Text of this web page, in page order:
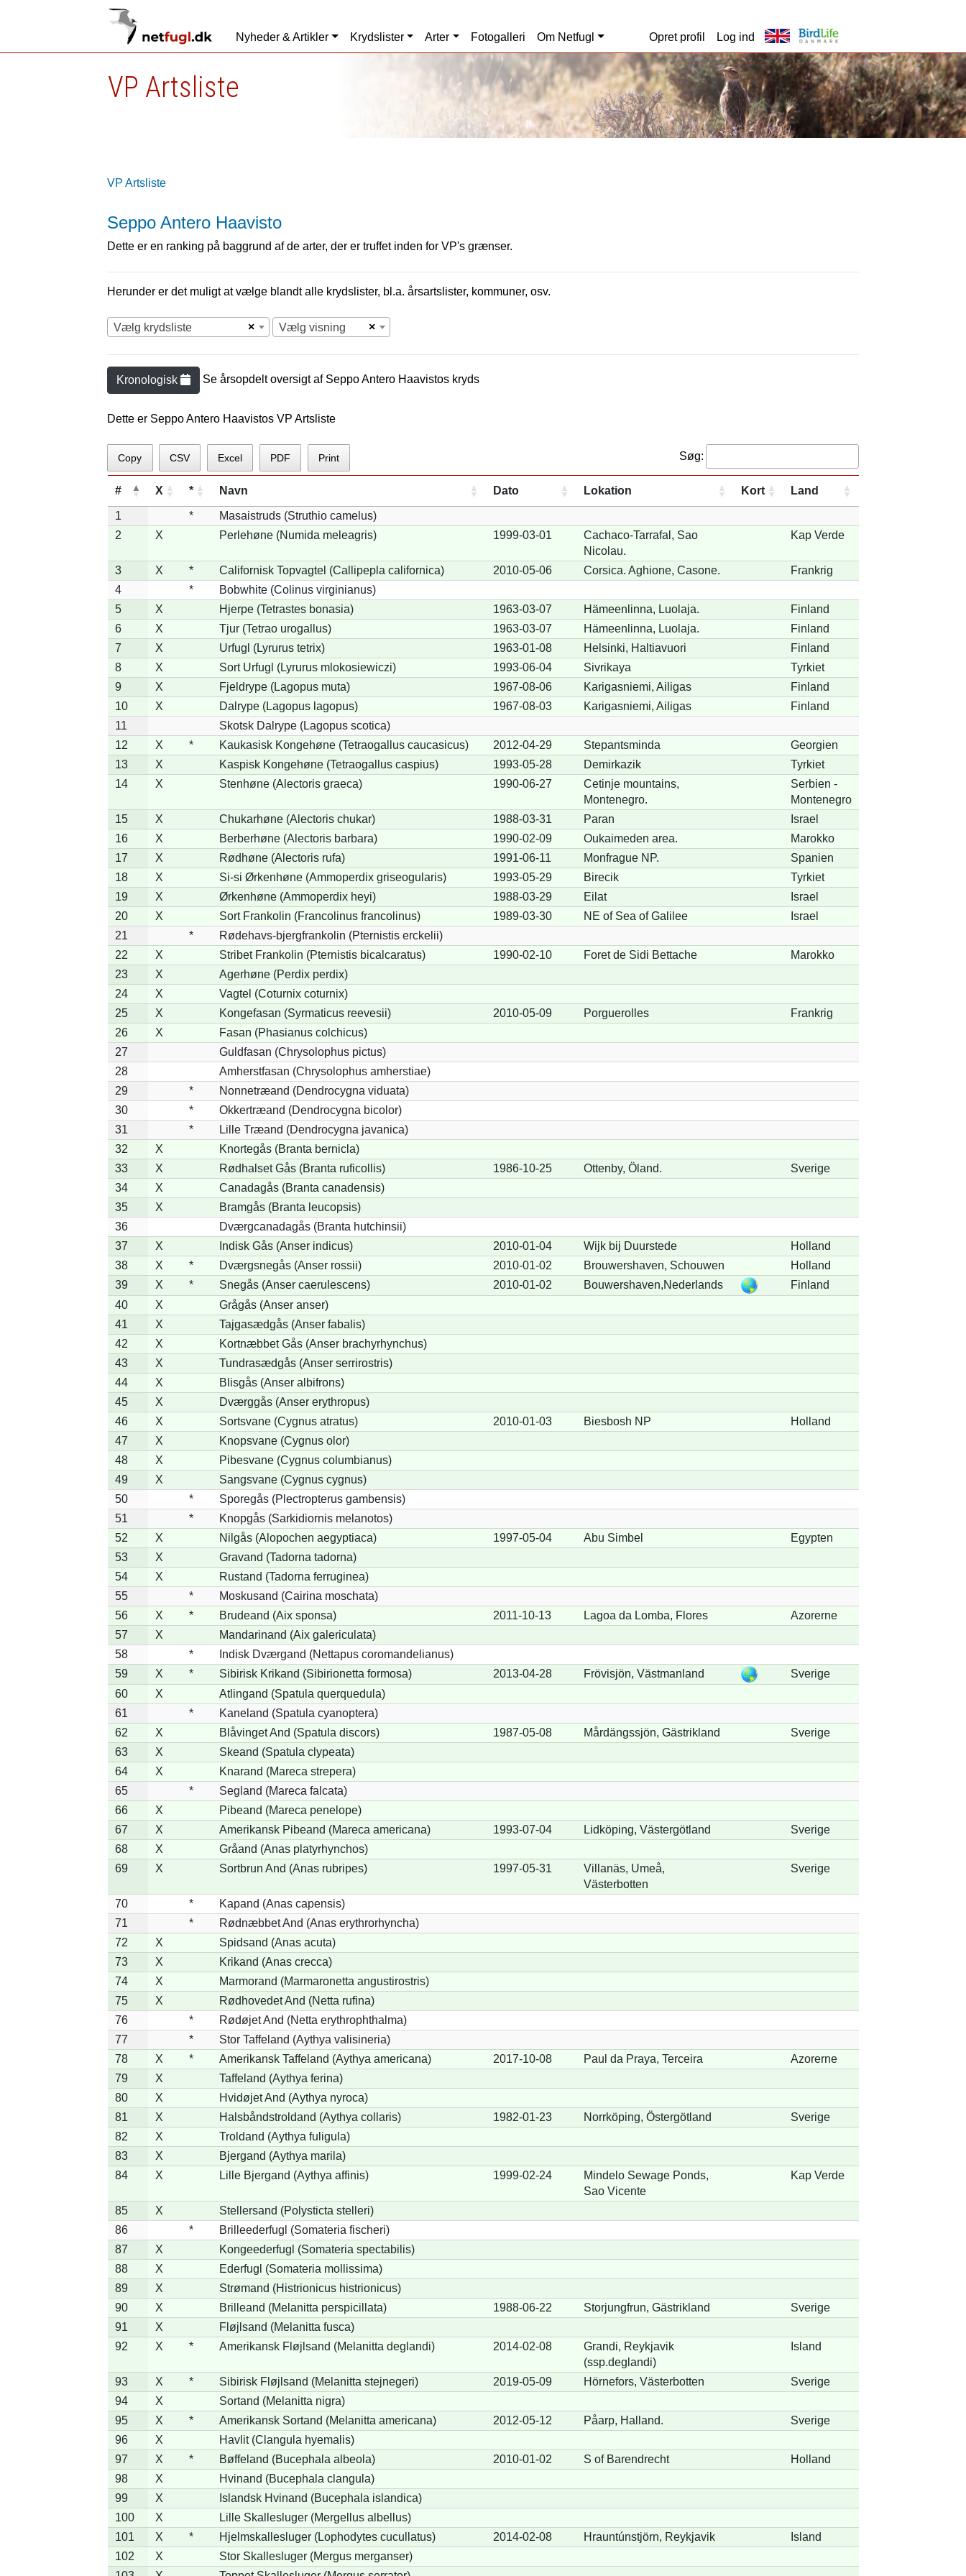
Nyheder & Artikler Krydslister Arter Fotogalleri Om Netfugl Opret profil Log ind
VP Artsliste
VP Artsliste
Seppo Antero Haavisto
Dette er en ranking på baggrund af de arter, der er truffet inden for VP's grænser.
Herunder er det muligt at vælge blandt alle krydslister, bl.a. årsartslister, kommuner, osv.
×
Vælg krydsliste ×
Vælg visning
Kronologisk Se årsopdelt oversigt af Seppo Antero Haavistos kryds
Dette er Seppo Antero Haavistos VP Artsliste
Copy CSV Excel PDF Print Søg:
# X * Navn Dato Lokation Kort Land
1 *
Masaistruds (Struthio camelus)
2
X Perlehøne (Numida meleagris) 1999-03-01
Cachaco-Tarrafal, Sao
Nicolau.
Kap Verde
3 X * Californisk Topvagtel (Callipepla californica) 2010-05-06 Corsica. Aghione, Casone.
Frankrig
4
*
Bobwhite (Colinus virginianus)
5
X Hjerpe (Tetrastes bonasia) 1963-03-07 Hämeenlinna, Luolaja.
Finland
6
X Tjur (Tetrao urogallus) 1963-03-07 Hämeenlinna, Luolaja.
Finland
7
X Urfugl (Lyrurus tetrix) 1963-01-08 Helsinki, Haltiavuori
Finland
8
X Sort Urfugl (Lyrurus mlokosiewiczi) 1993-06-04 Sivrikaya
Tyrkiet
9
X Fjeldrype (Lagopus muta) 1967-08-06 Karigasniemi, Ailigas
Finland
10
X Dalrype (Lagopus lagopus) 1967-08-03 Karigasniemi, Ailigas
Finland
11
Skotsk Dalrype (Lagopus scotica)
12
X * Kaukasisk Kongehøne (Tetraogallus caucasicus) 2012-04-29 Stepantsminda
Georgien
13
X Kaspisk Kongehøne (Tetraogallus caspius) 1993-05-28 Demirkazik
Tyrkiet
14
X Stenhøne (Alectoris graeca) 1990-06-27
Cetinje mountains,
Montenegro.
Serbien -
Montenegro
15
X Chukarhøne (Alectoris chukar) 1988-03-31 Paran
Israel
16
X Berberhøne (Alectoris barbara) 1990-02-09 Oukaimeden area.
Marokko
17
X Rødhøne (Alectoris rufa) 1991-06-11 Monfrague NP.
Spanien
18
X Si-si Ørkenhøne (Ammoperdix griseogularis) 1993-05-29 Birecik
Tyrkiet
19
X Ørkenhøne (Ammoperdix heyi) 1988-03-29 Eilat
Israel
20
X Sort Frankolin (Francolinus francolinus) 1989-03-30 NE of Sea of Galilee
Israel
21
*
Rødehavs-bjergfrankolin (Pternistis erckelii)
22
X Stribet Frankolin (Pternistis bicalcaratus) 1990-02-10 Foret de Sidi Bettache
Marokko
23
X
Agerhøne (Perdix perdix)
24
X
Vagtel (Coturnix coturnix)
25
X Kongefasan (Syrmaticus reevesii) 2010-05-09 Porguerolles
Frankrig
26
X
Fasan (Phasianus colchicus)
27
Guldfasan (Chrysolophus pictus)
28
Amherstfasan (Chrysolophus amherstiae)
29
*
Nonnetræand (Dendrocygna viduata)
30
*
Okkertræand (Dendrocygna bicolor)
31
*
Lille Træand (Dendrocygna javanica)
32
X
Knortegås (Branta bernicla)
33
X Rødhalset Gås (Branta ruficollis) 1986-10-25 Ottenby, Öland.
Sverige
34
X
Canadagås (Branta canadensis)
35
X
Bramgås (Branta leucopsis)
36
Dværgcanadagås (Branta hutchinsii)
37
X Indisk Gås (Anser indicus) 2010-01-04 Wijk bij Duurstede
Holland
38
X * Dværgsnegås (Anser rossii) 2010-01-02 Brouwershaven, Schouwen
Holland
39
X * Snegås (Anser caerulescens) 2010-01-02 Bouwershaven,Nederlands
Finland
40
X
Grågås (Anser anser)
41
X
Tajgasædgås (Anser fabalis)
42
X
Kortnæbbet Gås (Anser brachyrhynchus)
43
X
Tundrasædgås (Anser serrirostris)
44
X
Blisgås (Anser albifrons)
45
X
Dværggås (Anser erythropus)
46
X Sortsvane (Cygnus atratus) 2010-01-03 Biesbosh NP
Holland
47
X
Knopsvane (Cygnus olor)
48
X
Pibesvane (Cygnus columbianus)
49
X
Sangsvane (Cygnus cygnus)
50
*
Sporegås (Plectropterus gambensis)
51
*
Knopgås (Sarkidiornis melanotos)
52
X Nilgås (Alopochen aegyptiaca) 1997-05-04 Abu Simbel
Egypten
53
X
Gravand (Tadorna tadorna)
54
X
Rustand (Tadorna ferruginea)
55
*
Moskusand (Cairina moschata)
56
X * Brudeand (Aix sponsa) 2011-10-13 Lagoa da Lomba, Flores
Azorerne
57
X
Mandarinand (Aix galericulata)
58
*
Indisk Dværgand (Nettapus coromandelianus)
59
X * Sibirisk Krikand (Sibirionetta formosa) 2013-04-28 Frövisjön, Västmanland
Sverige
60
X
Atlingand (Spatula querquedula)
61
*
Kaneland (Spatula cyanoptera)
62
X Blåvinget And (Spatula discors) 1987-05-08 Mårdängssjön, Gästrikland
Sverige
63
X
Skeand (Spatula clypeata)
64
X
Knarand (Mareca strepera)
65
*
Segland (Mareca falcata)
66
X
Pibeand (Mareca penelope)
67
X Amerikansk Pibeand (Mareca americana) 1993-07-04 Lidköping, Västergötland
Sverige
68
X
Gråand (Anas platyrhynchos)
69
X Sortbrun And (Anas rubripes) 1997-05-31
Villanäs, Umeå,
Västerbotten
Sverige
70 *
Kapand (Anas capensis)
71
*
Rødnæbbet And (Anas erythrorhyncha)
72
X
Spidsand (Anas acuta)
73
X
Krikand (Anas crecca)
74
X
Marmorand (Marmaronetta angustirostris)
75
X
Rødhovedet And (Netta rufina)
76
*
Rødøjet And (Netta erythrophthalma)
77
*
Stor Taffeland (Aythya valisineria)
78
X * Amerikansk Taffeland (Aythya americana) 2017-10-08 Paul da Praya, Terceira
Azorerne
79
X
Taffeland (Aythya ferina)
80
X
Hvidøjet And (Aythya nyroca)
81
X Halsbåndstroldand (Aythya collaris) 1982-01-23 Norrköping, Östergötland
Sverige
82
X
Troldand (Aythya fuligula)
83
X
Bjergand (Aythya marila)
84
X Lille Bjergand (Aythya affinis) 1999-02-24
Mindelo Sewage Ponds,
Sao Vicente
Kap Verde
85 X
Stellersand (Polysticta stelleri)
86
*
Brilleederfugl (Somateria fischeri)
87
X
Kongeederfugl (Somateria spectabilis)
88
X
Ederfugl (Somateria mollissima)
89
X
Strømand (Histrionicus histrionicus)
90
X Brilleand (Melanitta perspicillata) 1988-06-22 Storjungfrun, Gästrikland
Sverige
91
X
Fløjlsand (Melanitta fusca)
92
X * Amerikansk Fløjlsand (Melanitta deglandi) 2014-02-08
Grandi, Reykjavik
(ssp.deglandi)
Island
93 X * Sibirisk Fløjlsand (Melanitta stejnegeri) 2019-05-09 Hörnefors, Västerbotten
Sverige
94
X
Sortand (Melanitta nigra)
95
X * Amerikansk Sortand (Melanitta americana) 2012-05-12 Påarp, Halland.
Sverige
96
X
Havlit (Clangula hyemalis)
97
X * Bøffeland (Bucephala albeola) 2010-01-02 S of Barendrecht
Holland
98
X
Hvinand (Bucephala clangula)
99
X
Islandsk Hvinand (Bucephala islandica)
100
X
Lille Skallesluger (Mergellus albellus)
101
X * Hjelmskallesluger (Lophodytes cucullatus) 2014-02-08 Hrauntúnstjörn, Reykjavik
Island
102
X
Stor Skallesluger (Mergus merganser)